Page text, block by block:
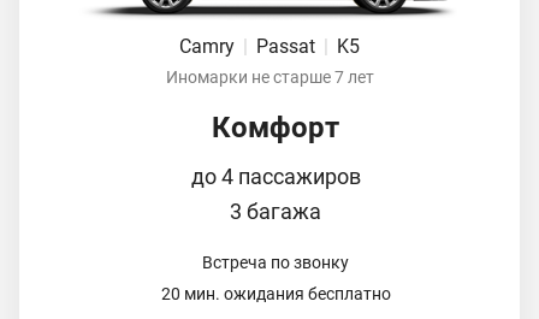
Camry Passat K5
Иномарки не старше 7 лет
Комфорт
до 4 пассажиров
3 багажа
Встреча по звонку
20 мин. ожидания бесплатно